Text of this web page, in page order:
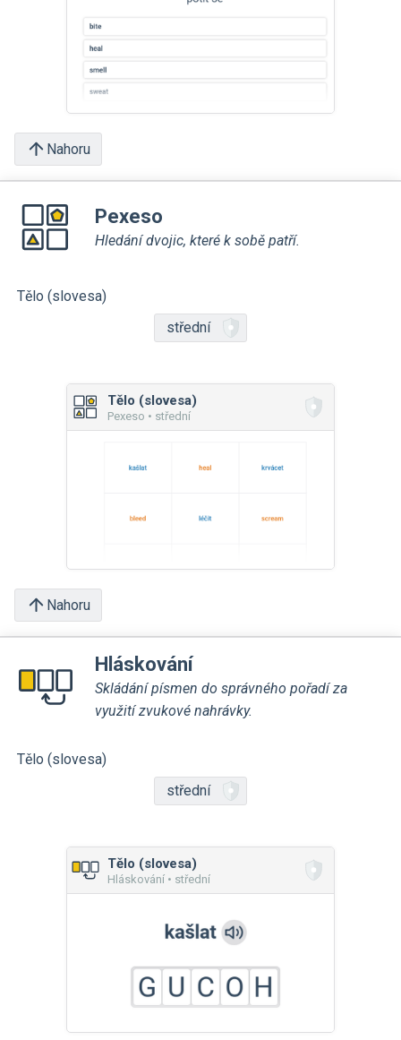
Nahoru
Pexeso
Hledání dvojic, které k sobě patří.
Tělo (slovesa)
střední
Tělo (slovesa)
Pexeso • střední
Nahoru
Hláskování
Skládání písmen do správného pořadí za
využití zvukové nahrávky.
Tělo (slovesa)
střední
Tělo (slovesa)
Hláskování • střední